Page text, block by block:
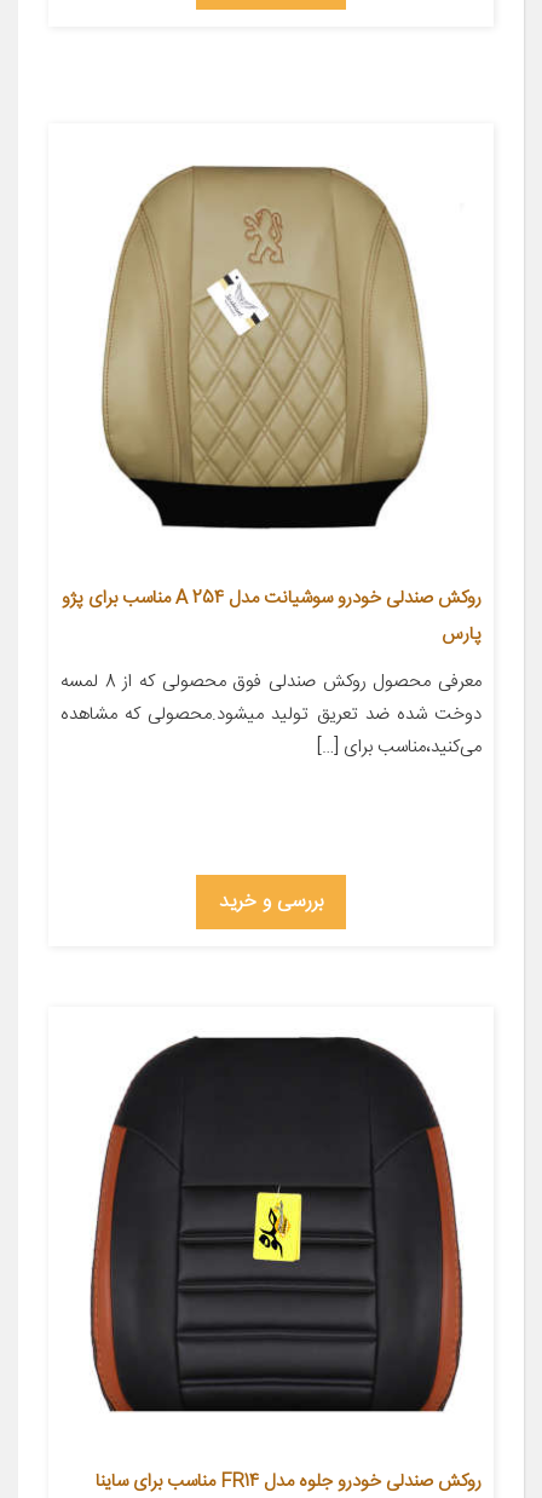
روکش صندلی خودرو سوشیانت مدل A 254 مناسب برای پژو
پارس
معرفی محصول روکش صندلی فوق محصولی که از 8 لمسه
دوخت شده ضد تعریق تولید میشود.محصولی که مشاهده
می‌کنید،مناسب برای […]
بررسی و خرید
روکش صندلی خودرو جلوه مدل FR14 مناسب برای ساینا